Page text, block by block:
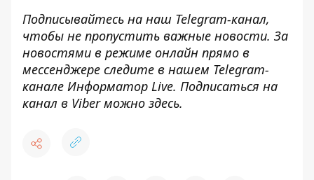
Подписывайтесь на наш Telegram-канал,
чтобы не пропустить важные новости. За
новостями в режиме онлайн прямо в
мессенджере следите в нашем Telegram-
канале Информатор Live. Подписаться на
канал в Viber можно здесь.